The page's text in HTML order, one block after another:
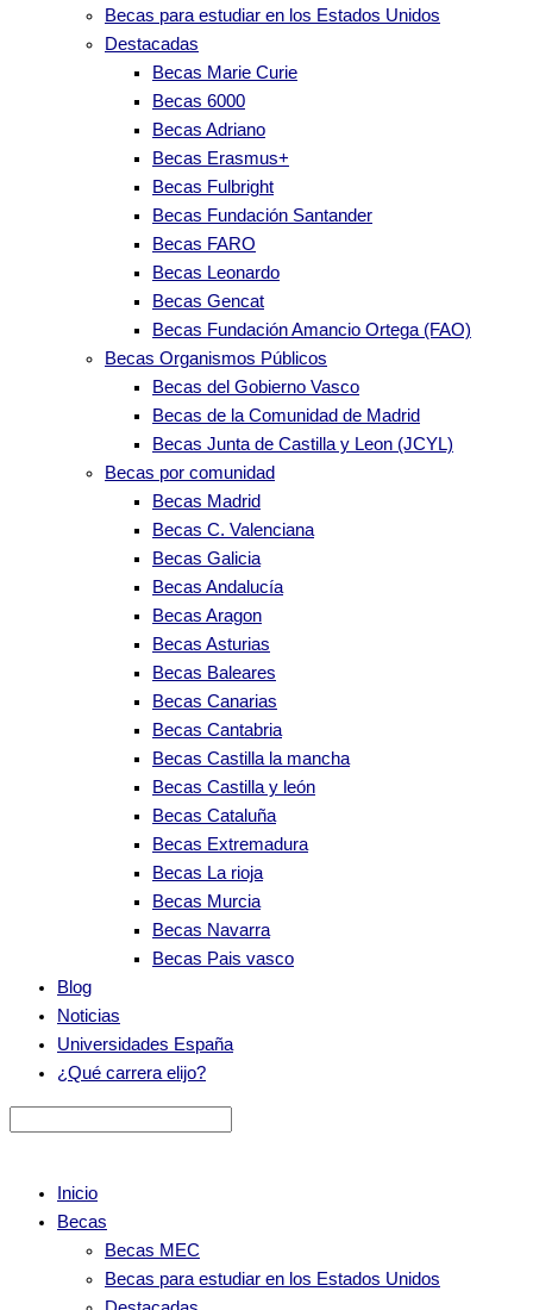
Becas para estudiar en los Estados Unidos
Destacadas
Becas Marie Curie
Becas 6000
Becas Adriano
Becas Erasmus+
Becas Fulbright
Becas Fundación Santander
Becas FARO
Becas Leonardo
Becas Gencat
Becas Fundación Amancio Ortega (FAO)
Becas Organismos Públicos
Becas del Gobierno Vasco
Becas de la Comunidad de Madrid
Becas Junta de Castilla y Leon (JCYL)
Becas por comunidad
Becas Madrid
Becas C. Valenciana
Becas Galicia
Becas Andalucía
Becas Aragon
Becas Asturias
Becas Baleares
Becas Canarias
Becas Cantabria
Becas Castilla la mancha
Becas Castilla y león
Becas Cataluña
Becas Extremadura
Becas La rioja
Becas Murcia
Becas Navarra
Becas Pais vasco
Blog
Noticias
Universidades España
¿Qué carrera elijo?
Inicio
Becas
Becas MEC
Becas para estudiar en los Estados Unidos